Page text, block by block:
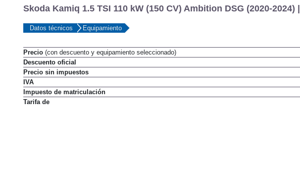
Skoda Kamiq 1.5 TSI 110 kW (150 CV) Ambition DSG (2020-2024) |
Datos técnicos Equipamiento
Precio (con descuento y equipamiento seleccionado)
Descuento oficial
Precio sin impuestos
IVA
Impuesto de matriculación
Tarifa de